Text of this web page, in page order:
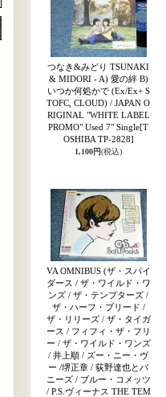
つなき&みどり TSUNAKI
& MIDORI - A) 愛の絆 B)
いつか何処かで (Ex/Ex+ S
TOFC, CLOUD) / JAPAN O
RIGINAL "WHITE LABEL
PROMO" Used 7" Single[T
OSHIBA TP-2828]
1,100円(税込)
VA OMNIBUS (ザ・スパイ
ダース / ザ・ワイルド・ワ
ンズ / ザ・テンプターズ /
ザ・ハーフ・ブリード /
ザ・リリーズ / ザ・タイガ
ース / フィフィ・ザ・フリ
ー / ザ・ワイルド・ワンズ
/ 井上順 / ズー・ニー・ヴ
ー /堺正章 / 荻野達也とバ
ニーズ / ブルー・コメッツ
/ P.S.ヴィーナス THE TEM